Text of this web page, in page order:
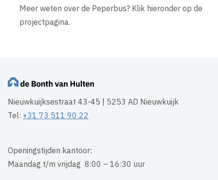
Meer weten over de Peperbus? Klik hieronder op de
projectpagina.
Nieuwkuijksestraat 43-45 | 5253 AD Nieuwkuijk
Tel: +31 73 511 90 22
Openingstijden kantoor:
Maandag t/m vrijdag 8:00 – 16:30 uur